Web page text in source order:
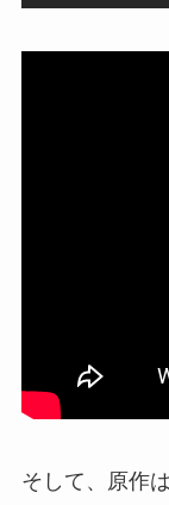
そして、原作